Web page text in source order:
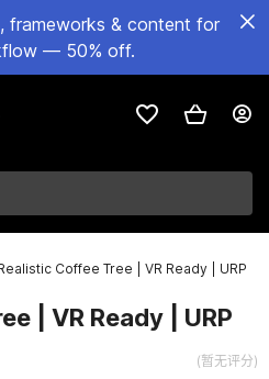
frameworks & content for
— 50% off.
Coffee Tree | VR Ready | URP
| VR Ready | URP
(暂无评分)